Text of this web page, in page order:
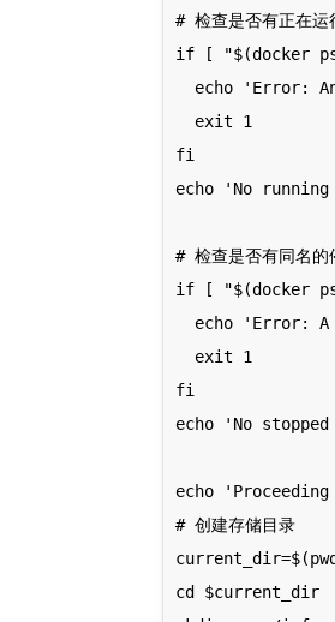
# 检查是否有正在
if [ "$(docker
fi
echo 'No
# 检查是否有同名
if [ "$(docker
fi
echo 'No
echo
# 创建存储目录
cd $current_dir